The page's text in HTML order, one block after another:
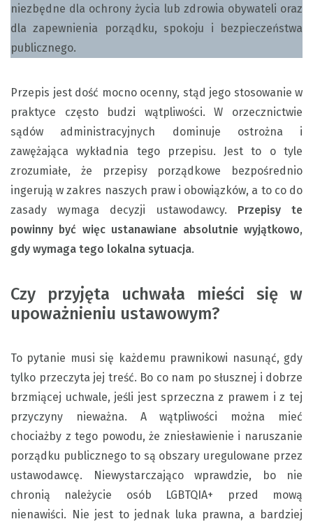
niezbędne dla ochrony życia lub zdrowia obywateli oraz
dla zapewnienia porządku, spokoju i bezpieczeństwa
publicznego.
Przepis jest dość mocno ocenny, stąd jego stosowanie w
praktyce często budzi wątpliwości. W orzecznictwie
sądów administracyjnych dominuje ostrożna i
zawężająca wykładnia tego przepisu. Jest to o tyle
zrozumiałe, że przepisy porządkowe bezpośrednio
ingerują w zakres naszych praw i obowiązków, a to co do
zasady wymaga decyzji ustawodawcy. Przepisy te
powinny być więc ustanawiane absolutnie wyjątkowo,
gdy wymaga tego lokalna sytuacja.
Czy przyjęta uchwała mieści się w
upoważnieniu ustawowym?
To pytanie musi się każdemu prawnikowi nasunąć, gdy
tylko przeczyta jej treść. Bo co nam po słusznej i dobrze
brzmiącej uchwale, jeśli jest sprzeczna z prawem i z tej
przyczyny nieważna. A wątpliwości można mieć
chociażby z tego powodu, że zniesławienie i naruszanie
porządku publicznego to są obszary uregulowane przez
ustawodawcę. Niewystarczająco wprawdzie, bo nie
chronią należycie osób LGBTQIA+ przed mową
nienawiści. Nie jest to jednak luka prawna, a bardziej